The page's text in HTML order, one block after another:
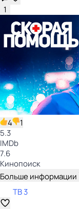
1
4
1
5.3
IMDb
7.6
Кинопоиск
Больше информации
ТВ 3